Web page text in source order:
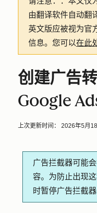
由翻译软件自动翻
英文版应被视为官
信息。您可以在此
创建广告
Google
上次更新时间： 2026年5月
广告拦截器可能
容。为防止出现
时暂停广告拦截器